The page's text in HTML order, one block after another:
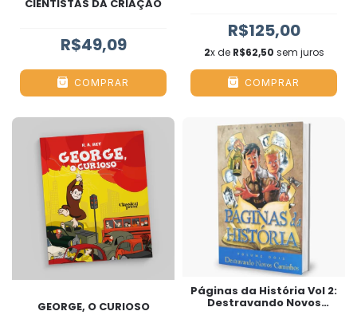
CIÊNTISTAS DA CRIAÇÃO
R$49,09
COMPRAR
R$125,00
2x de R$62,50 sem juros
COMPRAR
GEORGE, O CURIOSO
Páginas da História Vol 2:
Destravando Novos